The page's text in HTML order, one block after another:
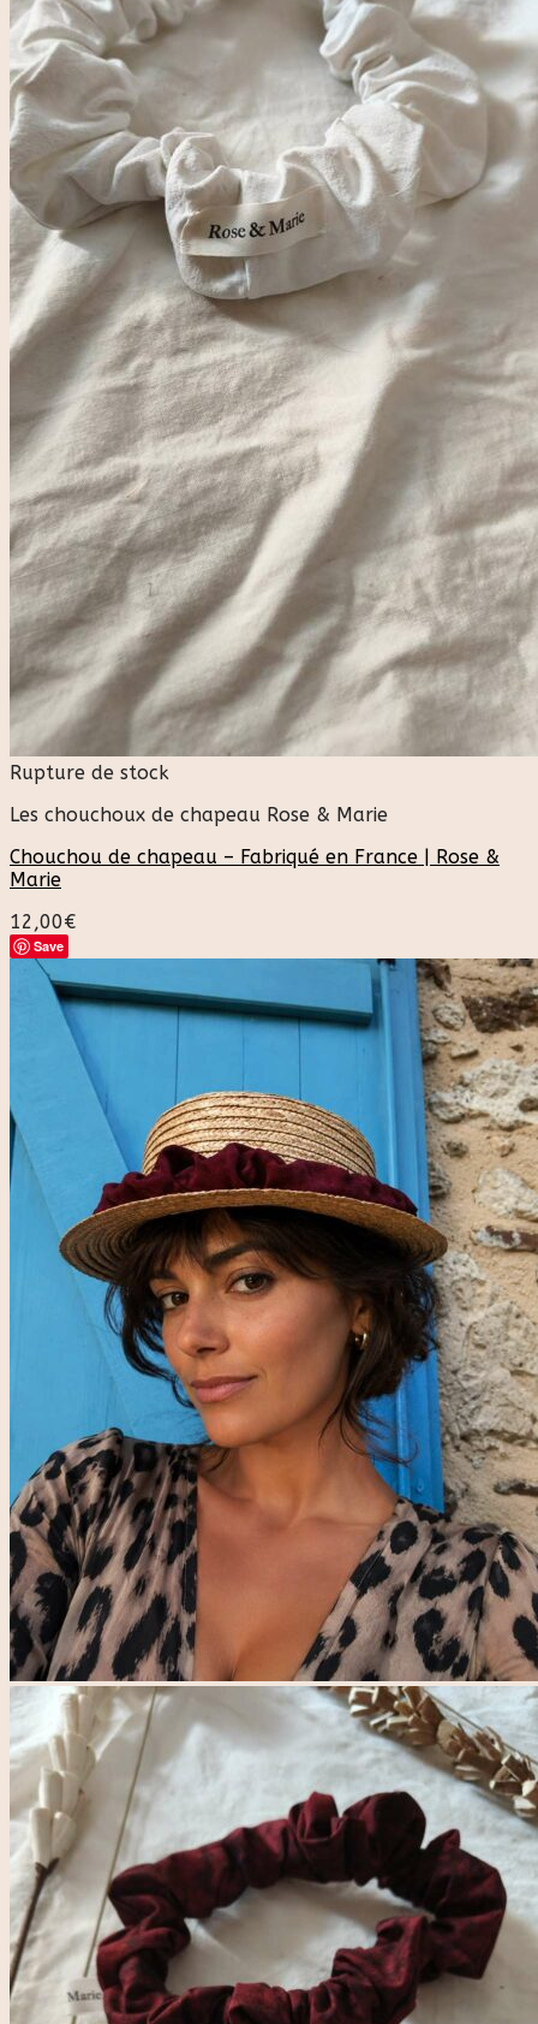
Rupture de stock
Les chouchoux de chapeau Rose & Marie
Chouchou de chapeau – Fabriqué en France | Rose &
Marie
12,00€
Save